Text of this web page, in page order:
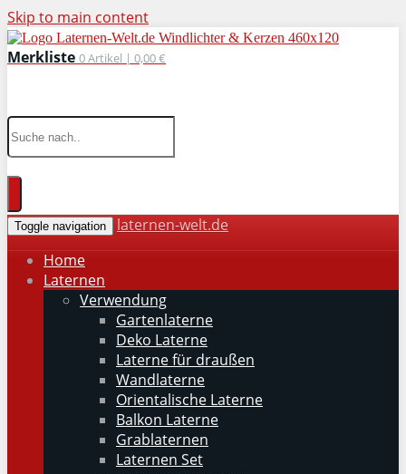
Skip to main content
Merkliste 0Artikel | 0,00 €
Toggle navigation
laternen-welt.de
Home
Laternen
Verwendung
Gartenlaterne
Deko Laterne
Laterne für draußen
Wandlaterne
Orientalische Laterne
Balkon Laterne
Grablaternen
Laternen Set